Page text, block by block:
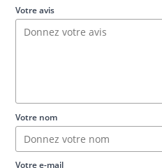
Votre avis
Votre nom
Votre e-mail